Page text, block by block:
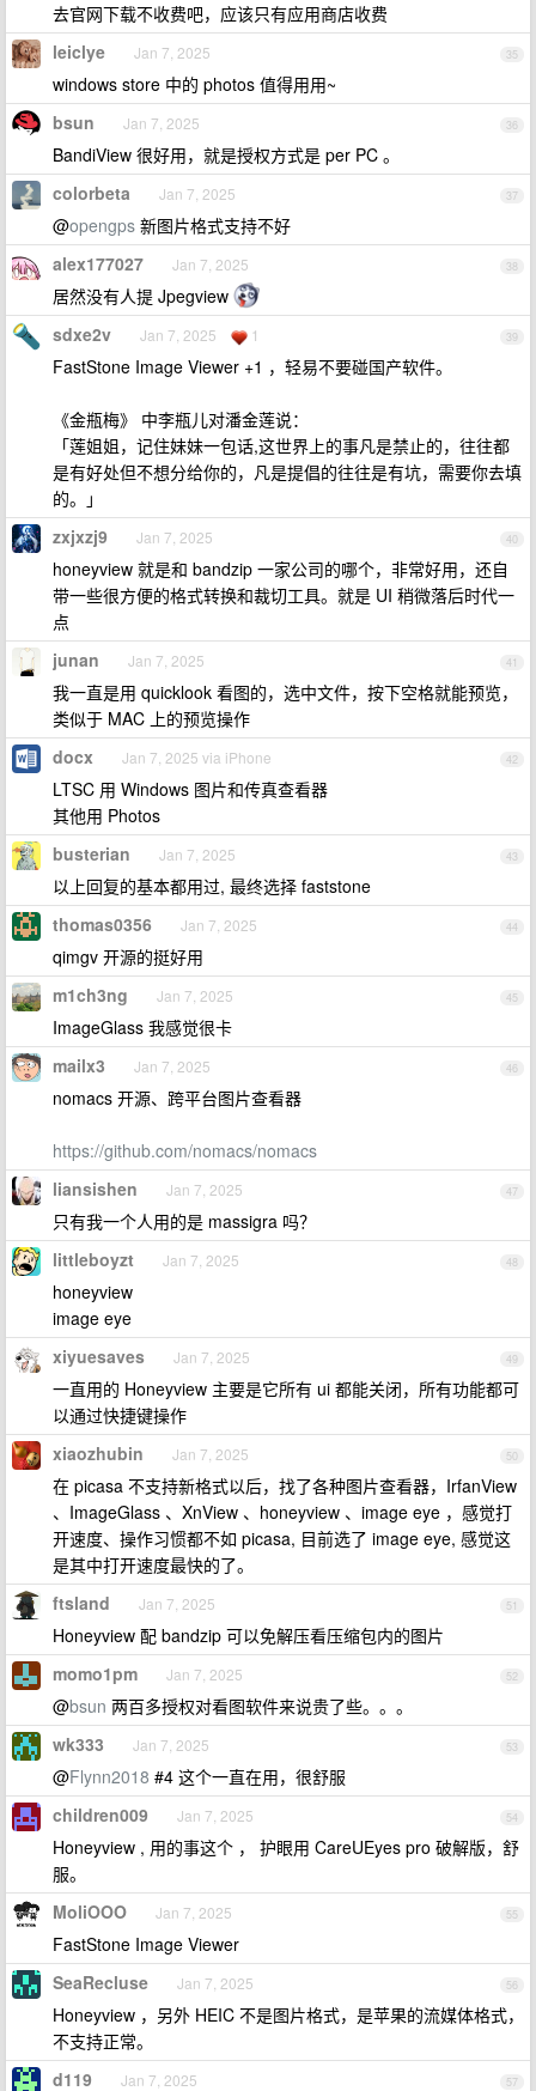
去官网下载不收费吧，应该只有应用商店收费
35
leiclye Jan 7, 2025
windows store 中的 photos 值得用用~
36
bsun Jan 7, 2025
BandiView 很好用，就是授权方式是 per PC 。
37
colorbeta Jan 7, 2025
@opengps 新图片格式支持不好
38
alex177027 Jan 7, 2025
居然没有人提 Jpegview
39
sdxe2v Jan 7, 2025 1
FastStone Image Viewer +1 ，轻易不要碰国产软件。
《金瓶梅》 中李瓶儿对潘金莲说：
「莲姐姐，记住妹妹一包话,这世界上的事凡是禁止的，往往都
是有好处但不想分给你的，凡是提倡的往往是有坑，需要你去填
的。」
40
zxjxzj9 Jan 7, 2025
honeyview 就是和 bandzip 一家公司的哪个，非常好用，还自
带一些很方便的格式转换和裁切工具。就是 UI 稍微落后时代一
点
41
junan Jan 7, 2025
我一直是用 quicklook 看图的，选中文件，按下空格就能预览，
类似于 MAC 上的预览操作
42
docx Jan 7, 2025 via iPhone
LTSC 用 Windows 图片和传真查看器
其他用 Photos
43
busterian Jan 7, 2025
以上回复的基本都用过, 最终选择 faststone
44
thomas0356 Jan 7, 2025
qimgv 开源的挺好用
45
m1ch3ng Jan 7, 2025
ImageGlass 我感觉很卡
46
mailx3 Jan 7, 2025
nomacs 开源、跨平台图片查看器
https://github.com/nomacs/nomacs
47
liansishen Jan 7, 2025
只有我一个人用的是 massigra 吗？
48
littleboyzt Jan 7, 2025
honeyview
image eye
49
xiyuesaves Jan 7, 2025
一直用的 Honeyview 主要是它所有 ui 都能关闭，所有功能都可
以通过快捷键操作
50
xiaozhubin Jan 7, 2025
在 picasa 不支持新格式以后，找了各种图片查看器，IrfanView
、ImageGlass 、XnView 、honeyview 、image eye ，感觉打
开速度、操作习惯都不如 picasa, 目前选了 image eye, 感觉这
是其中打开速度最快的了。
51
ftsland Jan 7, 2025
Honeyview 配 bandzip 可以免解压看压缩包内的图片
52
momo1pm Jan 7, 2025
@bsun 两百多授权对看图软件来说贵了些。。。
53
wk333 Jan 7, 2025
@Flynn2018 #4 这个一直在用，很舒服
54
children009 Jan 7, 2025
Honeyview , 用的事这个 ， 护眼用 CareUEyes pro 破解版，舒
服。
55
MoliOOO Jan 7, 2025
FastStone Image Viewer
56
SeaRecluse Jan 7, 2025
Honeyview ，另外 HEIC 不是图片格式，是苹果的流媒体格式，
不支持正常。
57
d119 Jan 7, 2025